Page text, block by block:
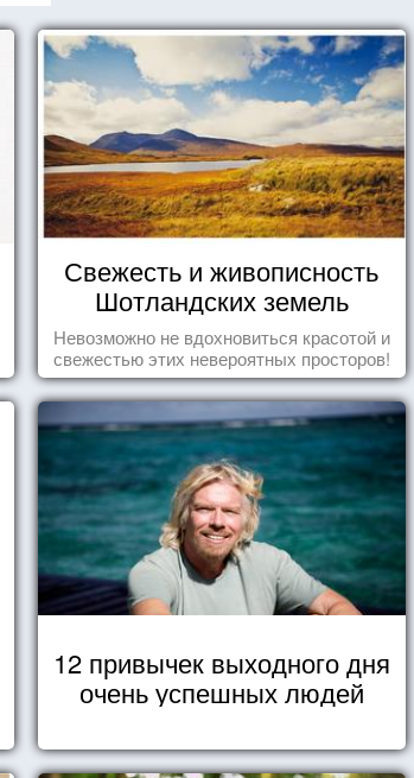
Свежесть и живописность
Шотландских земель
Невозможно не вдохновиться красотой и
свежестью этих невероятных просторов!
12 привычек выходного дня
очень успешных людей